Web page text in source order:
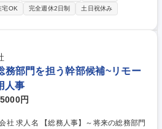
業務 ・防火・防
勤怠・労務関連業務 ※経営層や各部門と
宅OK 完全週休2日制
土日祝休み
務部門を担う幹部候補~リモー
人事
円
総務部門